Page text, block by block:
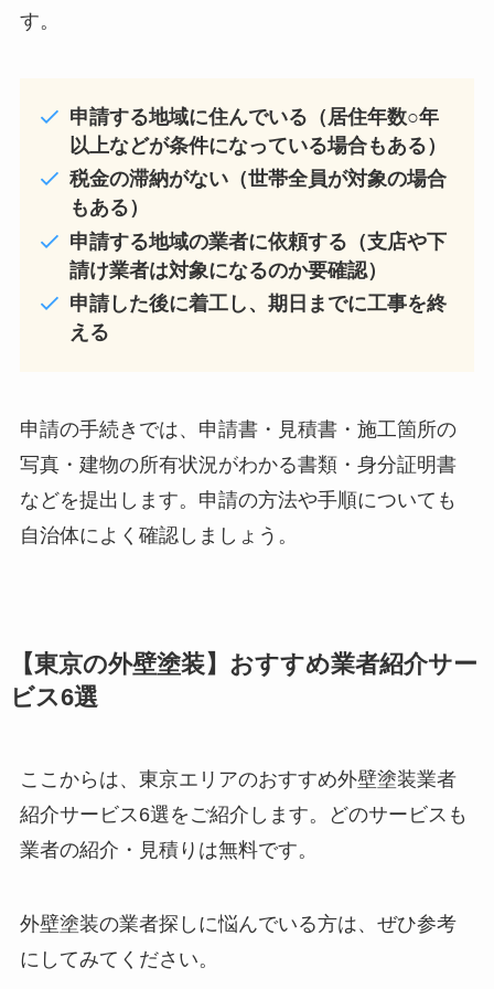
す。
申請する地域に住んでいる（居住年数○年
以上などが条件になっている場合もある）
税金の滞納がない（世帯全員が対象の場合
もある）
申請する地域の業者に依頼する（支店や下
請け業者は対象になるのか要確認）
申請した後に着工し、期日までに工事を終
える
申請の手続きでは、申請書・見積書・施工箇所の
写真・建物の所有状況がわかる書類・身分証明書
などを提出します。申請の方法や手順についても
自治体によく確認しましょう。
【東京の外壁塗装】おすすめ業者紹介サー
ビス6選
ここからは、東京エリアのおすすめ外壁塗装業者
紹介サービス6選をご紹介します。どのサービスも
業者の紹介・見積りは無料です。
外壁塗装の業者探しに悩んでいる方は、ぜひ参考
にしてみてください。